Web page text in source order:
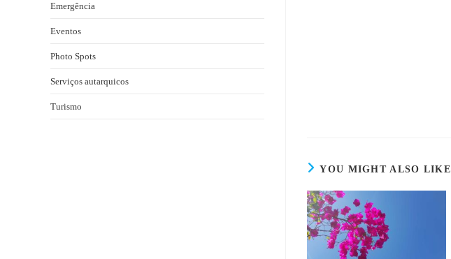
YOU MIGHT ALSO LIKE
Emergência
Eventos
Photo Spots
Serviços autarquicos
Turismo